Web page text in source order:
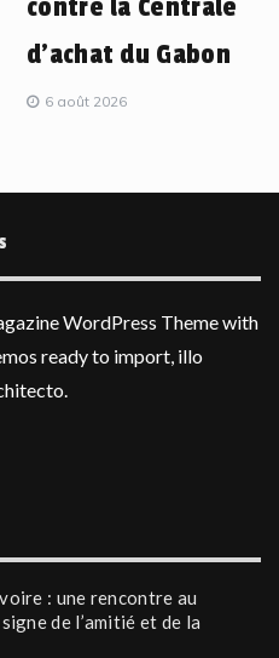
contre la Centrale
d’achat du Gabon
6 août 2026
WordPress Theme with
ready to import, illo
: une rencontre au
de l’amitié et de la